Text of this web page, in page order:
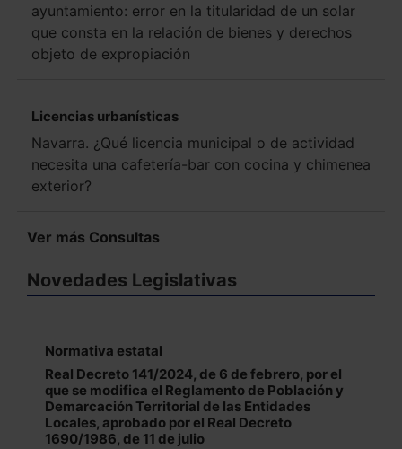
ayuntamiento: error en la titularidad de un solar
que consta en la relación de bienes y derechos
objeto de expropiación
Licencias urbanísticas
Navarra. ¿Qué licencia municipal o de actividad
necesita una cafetería-bar con cocina y chimenea
exterior?
Ver más Consultas
Novedades Legislativas
Normativa estatal
Real Decreto 141/2024, de 6 de febrero, por el
que se modifica el Reglamento de Población y
Demarcación Territorial de las Entidades
Locales, aprobado por el Real Decreto
1690/1986, de 11 de julio